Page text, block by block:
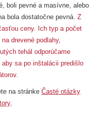
boli pevné a masívne, alebo
bola dostatočne pevná. Z
ceny. Ich typ a počet
drevené podlahy,
tehál odporúčame
sa po inštalácii predišlo
na stránke Časté otázky
.